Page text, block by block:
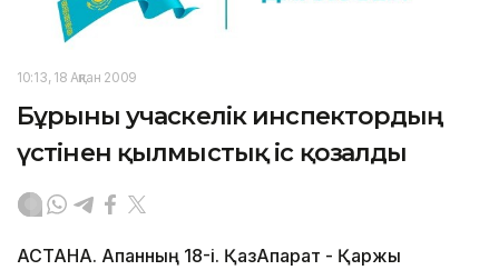
10:13, 18 Ақпан 2009
Бұрынғы учаскелік инспектордың
үстінен қылмыстық іс қозғалды
АСТАНА. Ақпанның 18-і. ҚазАқпарат - Қаржы